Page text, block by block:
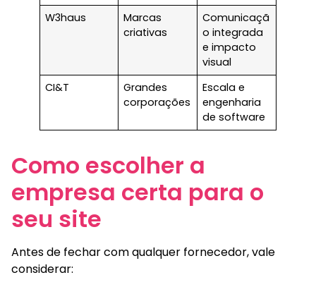
W3haus
Marcas
criativas
Comunicaçã
o integrada
e impacto
visual
CI&T
Grandes
corporações
Escala e
engenharia
de software
Como escolher a
empresa certa para o
seu site
Antes de fechar com qualquer fornecedor, vale
considerar: